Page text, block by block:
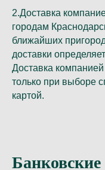
2.Доставка
городам
ближайших
доставки
Доставка
только при выборе
картой.